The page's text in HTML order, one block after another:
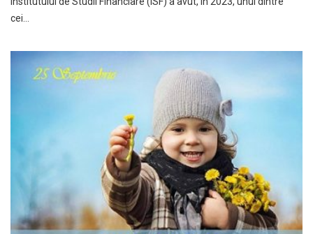
cei…